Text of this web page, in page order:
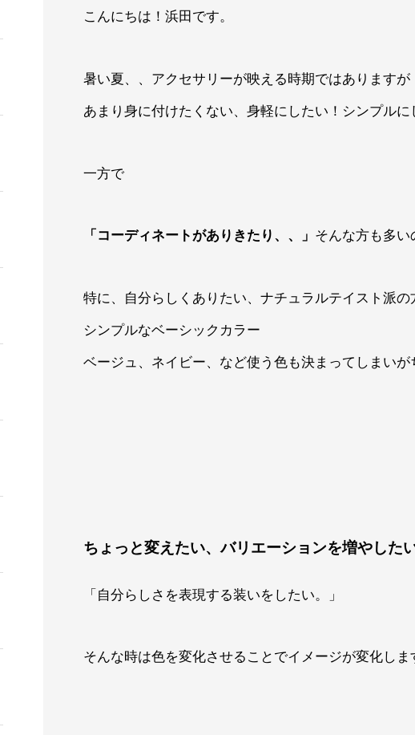
こんにちは！浜田です。
暑い夏、、アクセサリーが映える時期ではありますが
あまり身に付けたくない、身軽にしたい！シンプルに
一方で
「コーディネートがありきたり、、」 そんな方も多
特に、自分らしくありたい、ナチュラルテイスト派の
シンプルなベーシックカラー
ベージュ、ネイビー、など使う色も決まってしまいが
ちょっと変えたい、バリエーションを増やした
「自分らしさを表現する装いをしたい。」
そんな時は色を変化させることでイメージが変化しま